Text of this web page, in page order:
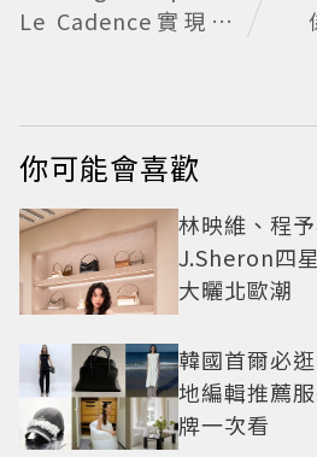
Le Cadence實現不
你可能會喜歡
林映維、程
J.Sheron四
大曬北歐潮
韓國首爾必
地編輯推薦
牌一次看